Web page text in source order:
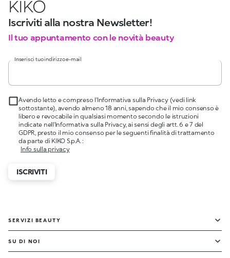
KIKO
Iscriviti alla nostra Newsletter!
Il tuo appuntamento con le novità beauty
Inserisci tuo indirizzo e-mail
Avendo letto e compreso l'Informativa sulla Privacy (vedi link
sottostante), avendo almeno 18 anni, sapendo che il mio consenso è
libero e revocabile in qualsiasi momento secondo le istruzioni
indicate nell'Informativa sulla Privacy, ai sensi degli artt. 6 e 7 del
GDPR, presto il mio consenso per le seguenti finalità di trattamento
da parte di KIKO S.p.A. :
Info sulla privacy
ISCRIVITI
SERVIZI BEAUTY
SU DI NOI